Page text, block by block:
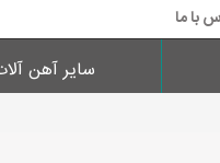
با ما
سایر آهن